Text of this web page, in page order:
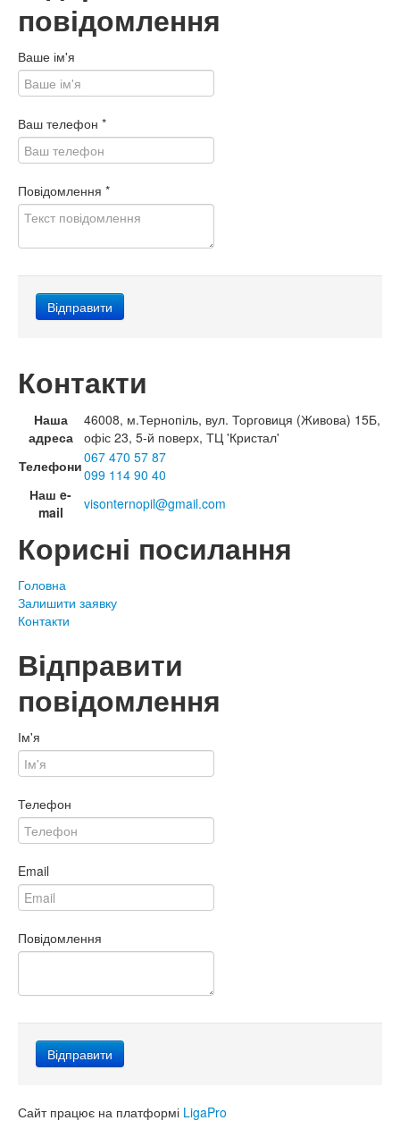
повідомлення
Ваше ім'я
Ваш телефон *
Повідомлення *
Контакти
Наша
адреса
46008, м.Тернопіль, вул. Торговиця (Живова) 15Б,
офіс 23, 5-й поверх, ТЦ 'Кристал'
Телефони067 470 57 87
099 114 90 40
Наш e-
mail
visonternopil@gmail.com
Корисні посилання
Головна
Залишити заявку
Контакти
Відправити
повідомлення
Ім'я
Телефон
Email
Повідомлення
Сайт працює на платформі LigaPro